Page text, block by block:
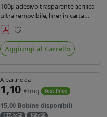
100µ adesivo trasparente acrilico
ultra removibile, liner in carta
kraft da 140gr/mq. Durata 3 anni.
Dotato di certificato FR B1 e
conforme alla normativa REACH.
Preferiti
Aggiungi al Carrello
A partire da:
1,10 €/mq Best Price
15,00 Bobine disponibili
137,2x50 160x50